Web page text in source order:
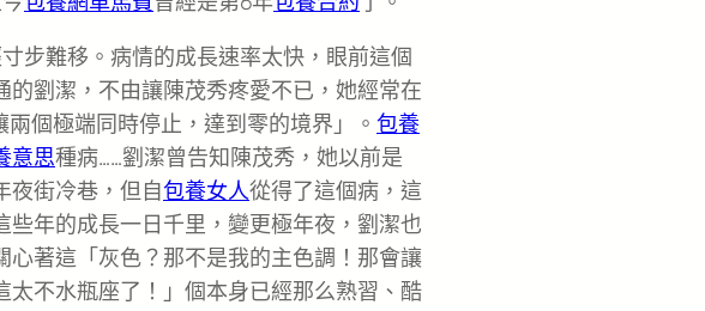
步難移。病情的成長速率太快，眼前這個
的劉潔，不由讓陳茂秀疼愛不已，她經常在
個極端同時停止，達到零的境界」。 包養
意思種病……劉潔曾告知陳茂秀，她以前是
夜街冷巷，但自包養女人從得了這個病，這
些年的成長一日千里，變更極年夜，劉潔也
著這「灰色？那不是我的主色調！那會讓
不水瓶座了！」個本身已經那么熟習、酷